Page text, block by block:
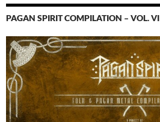
PAGAN SPIRIT COMPILATION – VOL. VI